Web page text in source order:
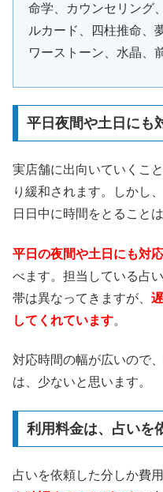
命学、カウンセリング
ルカード、四柱推命、
ワーストーン、水晶、
平日夜間や土日にも
実店舗に出向いていくこ
り緩和されます。しかし
日日中に時間をとること
平日の夜間や土日にも対
べます。担当している占
帯は異なってきますが、
してくれています。
対応時間の幅が広いので
は、少ないと思います。
利用料金は、占いを
占いを依頼した分しか費